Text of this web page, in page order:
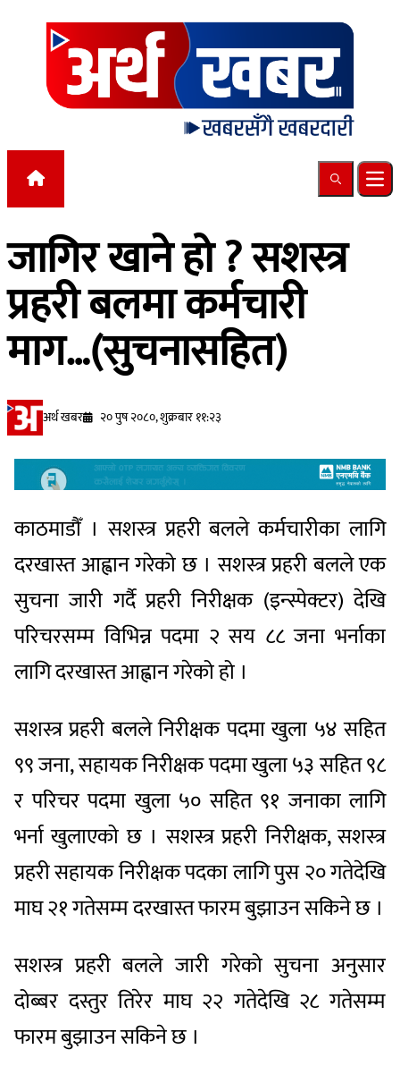
Skip to content
Search
जागिर खाने हो ? सशस्त्र
प्रहरी बलमा कर्मचारी
माग…(सुचनासहित)
अर्थ खबर २० पुष २०८०, शुक्रबार ११:२३
काठमाडौँ । सशस्त्र प्रहरी बलले कर्मचारीका लागि
दरखास्त आह्वान गरेको छ । सशस्त्र प्रहरी बलले एक
सुचना जारी गर्दै प्रहरी निरीक्षक (इन्स्पेक्टर) देखि
परिचरसम्म विभिन्न पदमा २ सय ८८ जना भर्नाका
लागि दरखास्त आह्वान गरेको हो ।
सशस्त्र प्रहरी बलले निरीक्षक पदमा खुला ५४ सहित
९९ जना, सहायक निरीक्षक पदमा खुला ५३ सहित ९८
र परिचर पदमा खुला ५० सहित ९१ जनाका लागि
भर्ना खुलाएको छ । सशस्त्र प्रहरी निरीक्षक, सशस्त्र
प्रहरी सहायक निरीक्षक पदका लागि पुस २० गतेदेखि
माघ २१ गतेसम्म दरखास्त फारम बुझाउन सकिने छ ।
सशस्त्र प्रहरी बलले जारी गरेको सुचना अनुसार
दोब्बर दस्तुर तिरेर माघ २२ गतेदेखि २८ गतेसम्म
फारम बुझाउन सकिने छ ।